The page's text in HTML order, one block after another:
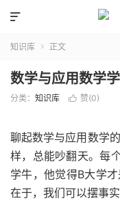

知识库  正文
数学与应用数学
分类： 知识库  赞(0)
聊起数学与应用数学
样，总能吵翻天。每
学牛，他觉得B大学
在于，我们可以摆事